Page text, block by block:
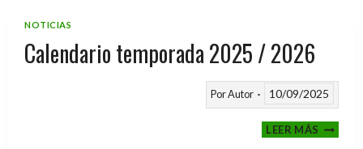
NOTICIAS
Calendario temporada 2025 / 2026
PorAutor 10/09/2025
LEER MÁS